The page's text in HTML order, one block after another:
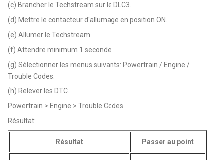
(c) Brancher le Techstream sur le DLC3.
(d) Mettre le contacteur d'allumage en position ON.
(e) Allumer le Techstream.
(f) Attendre minimum 1 seconde.
(g) Sélectionner les menus suivants: Powertrain / Engine /
Trouble Codes.
(h) Relever les DTC.
Powertrain > Engine > Trouble Codes
Résultat:
Résultat Passer au point